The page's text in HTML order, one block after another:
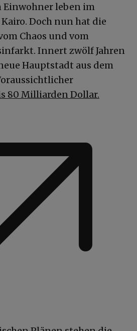
Einwohner leben im
Doch nun hat die
Chaos und vom
Innert zwölf Jahren
Hauptstadt aus dem
80 Milliarden Dollar.